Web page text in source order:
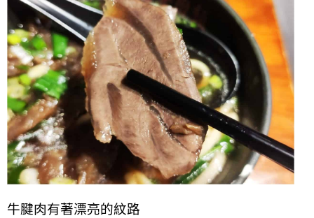
牛腱肉有著漂亮的紋路